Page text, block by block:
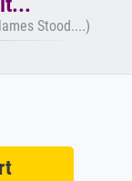
Stood....)